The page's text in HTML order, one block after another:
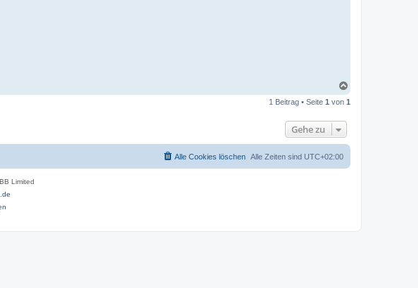
c
1 Beitrag • Seite 1 von 1
Gehe zu
Alle Zeiten sind UTC+02:00
Alle Cookies löschen
Limited